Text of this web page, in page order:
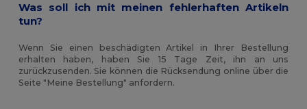
Was soll ich mit meinen fehlerhaften Artikeln
tun?
Wenn Sie einen beschädigten Artikel in Ihrer Bestellung
erhalten haben, haben Sie 15 Tage Zeit, ihn an uns
zurückzusenden. Sie können die Rücksendung online über die
Seite "Meine Bestellung" anfordern.